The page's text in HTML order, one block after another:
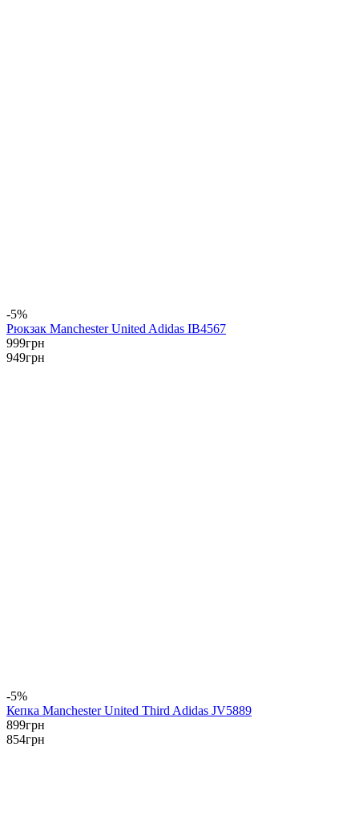
-5%
Рюкзак Manchester United Adidas IB4567
999грн
949грн
-5%
Кепка Manchester United Third Adidas JV5889
899грн
854грн